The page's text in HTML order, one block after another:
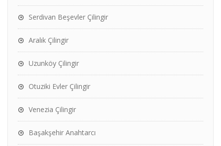
Serdivan Beşevler Çilingir
Aralık Çilingir
Uzunköy Çilingir
Otuziki Evler Çilingir
Venezia Çilingir
Başakşehir Anahtarcı